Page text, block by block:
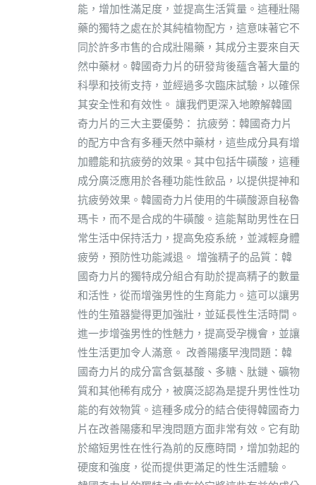
能，增加性滿足度，並提高生活質量。這種壯陽
藥的獨特之處在於其純植物配方，這意味著它不
同於許多市售的合成壯陽藥，其成分主要來自天
然中藥材。韓國奇力片的研發背後蘊含著大量的
科學和技術支持，並經過多次臨床試驗，以確保
其安全性和有效性。 讓我們更深入地瞭解韓國
奇力片的三大主要優勢： 抗疲勞：韓國奇力片
的配方中含有多種天然中藥材，這些成分具有增
加體能和抗疲勞的效果。其中包括牛磺酸，這種
成分廣泛應用於各種功能性飲品，以提供提神和
抗疲勞效果。韓國奇力片使用的牛磺酸源自秘魯
瑪卡，而不是合成的牛磺酸。這能幫助男性在日
常生活中保持活力，提高免疫系統，並減輕身體
疲勞，預防性功能減退。 增強精子的品質：韓
國奇力片的獨特成分組合有助於提高精子的數量
和活性，從而增強男性的生育能力。這可以讓男
性的生殖器變得更加強壯，並延長性生活時間。
進一步增強男性的性魅力，提高受孕機會，並讓
性生活更加令人滿意。 改善陽痿早洩問題：韓
國奇力片的成分富含氨基酸、多糖、肽鏈、礦物
質和其他稀有成分，被廣泛認為是提升男性性功
能的有效物質。這種多成分的結合使得韓國奇力
片在改善陽痿和早洩問題方面非常有效。它有助
於縮短男性在性行為前的反應時間，增加勃起的
硬度和強度，從而提供更滿足的性生活體驗。